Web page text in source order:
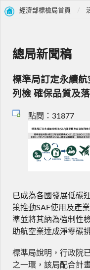
經濟部標檢局首頁
總局新聞稿
標準局訂定永續航
列檢 確保品質及
點閱：31877
已成為各國發展低碳
策推動SAF使用及產
準並將其納為強制性
助航空業達成淨零碳
標準局說明，行政院
之一環，該局配合計